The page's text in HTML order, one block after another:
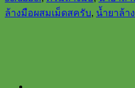
Macrocream
ล้างมือผสมเม็ดสครับ, น้ำยาล้า